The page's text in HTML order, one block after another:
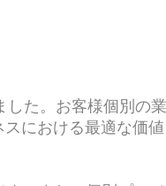
した。お客様個別の業
における最適な価値